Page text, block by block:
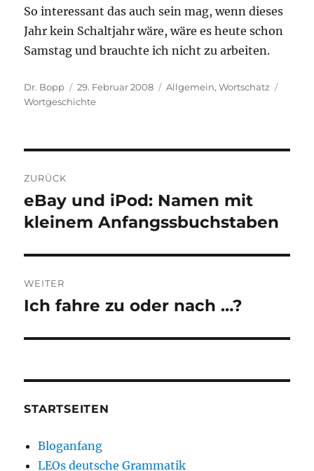
So interessant das auch sein mag, wenn dieses
Jahr kein Schaltjahr wäre, wäre es heute schon
Samstag und brauchte ich nicht zu arbeiten.
Autor
Dr. Bopp
Veröffentlicht
am
29. Februar 2008 Kategorien
Allgemein,Wortschatz
Wortgeschichte
ZURÜCK
Vorheriger
Beitrag:
eBay und iPod: Namen mit
kleinem Anfangssbuchstaben
WEITER
Nächster
Ich fahre zu oder nach …?
STARTSEITEN
Bloganfang
LEOs deutsche Grammatik